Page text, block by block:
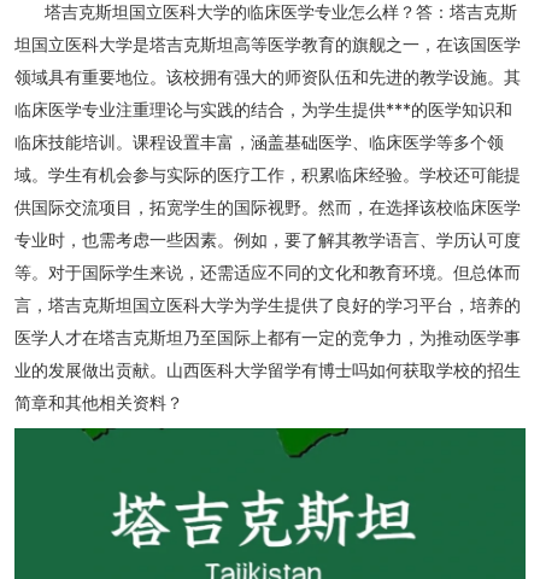
塔吉克斯坦国立医科大学的临床医学专业怎么样？答：塔吉克斯
坦国立医科大学是塔吉克斯坦高等医学教育的旗舰之一，在该国医学
领域具有重要地位。该校拥有强大的师资队伍和先进的教学设施。其
临床医学专业注重理论与实践的结合，为学生提供***的医学知识和
临床技能培训。课程设置丰富，涵盖基础医学、临床医学等多个领
域。学生有机会参与实际的医疗工作，积累临床经验。学校还可能提
供国际交流项目，拓宽学生的国际视野。然而，在选择该校临床医学
专业时，也需考虑一些因素。例如，要了解其教学语言、学历认可度
等。对于国际学生来说，还需适应不同的文化和教育环境。但总体而
言，塔吉克斯坦国立医科大学为学生提供了良好的学习平台，培养的
医学人才在塔吉克斯坦乃至国际上都有一定的竞争力，为推动医学事
业的发展做出贡献。山西医科大学留学有博士吗如何获取学校的招生
简章和其他相关资料？